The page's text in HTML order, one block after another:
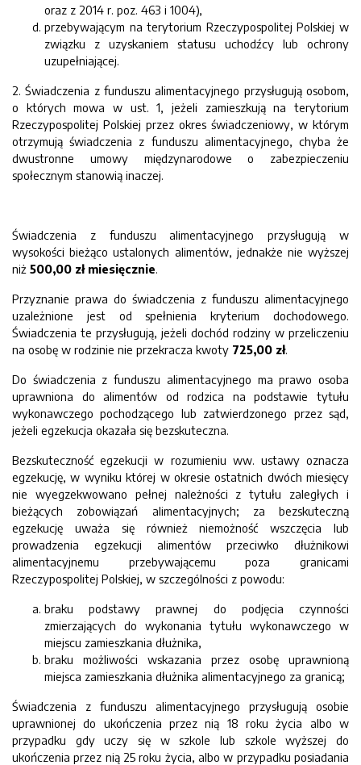
oraz z 2014 r. poz. 463 i 1004),
przebywającym na terytorium Rzeczypospolitej Polskiej w
związku z uzyskaniem statusu uchodźcy lub ochrony
uzupełniającej.
2. Świadczenia z funduszu alimentacyjnego przysługują osobom,
o których mowa w ust. 1, jeżeli zamieszkują na terytorium
Rzeczypospolitej Polskiej przez okres świadczeniowy, w którym
otrzymują świadczenia z funduszu alimentacyjnego, chyba że
dwustronne umowy międzynarodowe o zabezpieczeniu
społecznym stanowią inaczej.
Świadczenia z funduszu alimentacyjnego przysługują w
wysokości bieżąco ustalonych alimentów, jednakże nie wyższej
niż 500,00 zł miesięcznie.
Przyznanie prawa do świadczenia z funduszu alimentacyjnego
uzależnione jest od spełnienia kryterium dochodowego.
Świadczenia te przysługują, jeżeli dochód rodziny w przeliczeniu
na osobę w rodzinie nie przekracza kwoty 725,00 zł.
Do świadczenia z funduszu alimentacyjnego ma prawo osoba
uprawniona do alimentów od rodzica na podstawie tytułu
wykonawczego pochodzącego lub zatwierdzonego przez sąd,
jeżeli egzekucja okazała się bezskuteczna.
Bezskuteczność egzekucji w rozumieniu ww. ustawy oznacza
egzekucję, w wyniku której w okresie ostatnich dwóch miesięcy
nie wyegzekwowano pełnej należności z tytułu zaległych i
bieżących zobowiązań alimentacyjnych; za bezskuteczną
egzekucję uważa się również niemożność wszczęcia lub
prowadzenia egzekucji alimentów przeciwko dłużnikowi
alimentacyjnemu przebywającemu poza granicami
Rzeczypospolitej Polskiej, w szczególności z powodu:
braku podstawy prawnej do podjęcia czynności
zmierzających do wykonania tytułu wykonawczego w
miejscu zamieszkania dłużnika,
braku możliwości wskazania przez osobę uprawnioną
miejsca zamieszkania dłużnika alimentacyjnego za granicą;
Świadczenia z funduszu alimentacyjnego przysługują osobie
uprawnionej do ukończenia przez nią 18 roku życia albo w
przypadku gdy uczy się w szkole lub szkole wyższej do
ukończenia przez nią 25 roku życia, albo w przypadku posiadania